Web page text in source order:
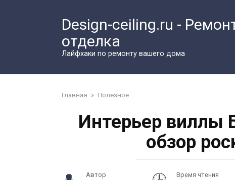
Design-ceiling.ru -
отделка
Лайфхаки по ремонту вашего дома
Главная » Полезное
Интерьер виллы
обзор
Автор Время чтения